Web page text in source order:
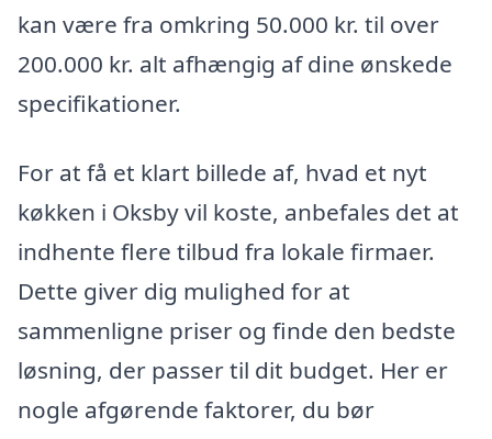
kan være fra omkring 50.000 kr. til over
200.000 kr. alt afhængig af dine ønskede
specifikationer.
For at få et klart billede af, hvad et nyt
køkken i Oksby vil koste, anbefales det at
indhente flere tilbud fra lokale firmaer.
Dette giver dig mulighed for at
sammenligne priser og finde den bedste
løsning, der passer til dit budget. Her er
nogle afgørende faktorer, du bør